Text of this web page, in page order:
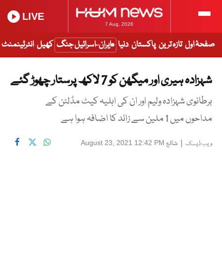
7 Aug, 2026
LIVE
صفحۂ اول تازہ ترین پاکستان دنیا ایران-اسرائیل جنگ کھیل انٹرٹینمنٹ
شہزادہ ہیری اور میگھن کو 7 لاکھ پرستار چھوڑ گئے
برطانوی شہزادہ ولیم اور ان کی اہلیہ کیٹ مڈلٹن کے
مداحوں میں 1 ملین سے زائد کا اضافہ ہوا ہے
ویب ڈیسک | شائع August 23, 2021 12:42 PM